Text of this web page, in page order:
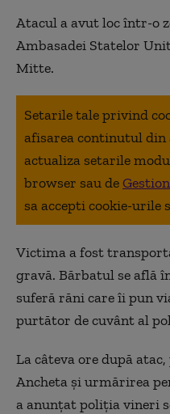
Atacul a avut loc într-o
Ambasadei Statelor
Mitte.
Setarile tale privind
afisarea continutul din
actualiza setarile
browser sau de
sa accepti cookie-urile
Victima a fost
gravă. Bărbatul se află
suferă răni care îi pun
purtător de cuvânt al
La câteva ore după
Ancheta și urmărirea
a anunțat poliția vineri